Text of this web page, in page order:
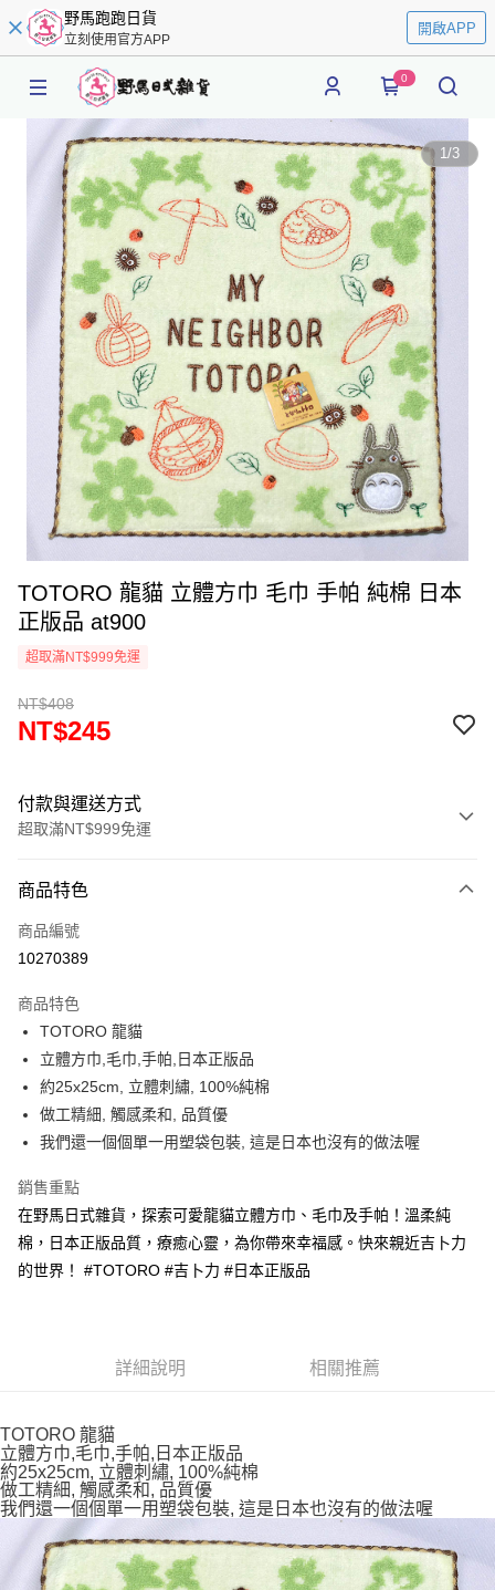
野馬跑跑日貨
立刻使用官方APP
開啟APP
0
1/3
TOTORO 龍貓 立體方巾 毛巾 手帕 純棉 日本
正版品 at900
超取滿NT$999免運
NT$408
NT$245
付款與運送方式
超取滿NT$999免運
信用卡一次付款
信用卡分期付款
合作金庫商業銀行
華南商業銀行
上海商業儲蓄銀行
國泰世華商業銀行
兆豐國際商業銀行
臺灣中小企業銀行
匯豐（台灣）商業銀行
華泰商業銀行
聯邦商業銀行
遠東國際商業銀行
元大商業銀行
台新國際商業銀行
中國信託商業銀行
台灣樂天信用卡公司
LINE Pay
Apple Pay
街口支付
悠遊付
Google Pay
ATM付款
付款後全家取貨
每筆NT$65，滿NT$999(含以上)免運費
7-11取貨付款
每筆NT$65，滿NT$999(含以上)免運費
付款後7-11取貨
商品特色
商品編號
10270389
商品特色
TOTORO 龍貓
立體方巾,毛巾,手帕,日本正版品
約25x25cm, 立體刺繡, 100%純棉
做工精細, 觸感柔和, 品質優
我們還一個個單一用塑袋包裝, 這是日本也沒有的做法喔
銷售重點
在野馬日式雜貨，探索可愛龍貓立體方巾、毛巾及手帕！溫柔純
棉，日本正版品質，療癒心靈，為你帶來幸福感。快來親近吉卜力
的世界！ #TOTORO #吉卜力 #日本正版品
詳細說明 相關推薦
TOTORO 龍貓
立體方巾,毛巾,手帕,日本正版品
約25x25cm, 立體刺繡, 100%純棉
做工精細, 觸感柔和, 品質優
我們還一個個單一用塑袋包裝, 這是日本也沒有的做法喔